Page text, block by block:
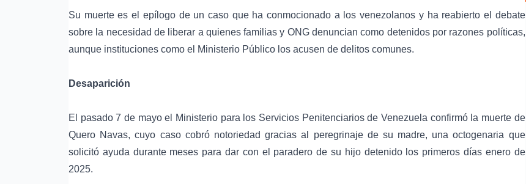
Su muerte es el epílogo de un caso que ha conmocionado a los venezolanos y ha reabierto el debate
sobre la necesidad de liberar a quienes familias y ONG denuncian como detenidos por razones políticas,
aunque instituciones como el Ministerio Público los acusen de delitos comunes.
Desaparición
El pasado 7 de mayo el Ministerio para los Servicios Penitenciarios de Venezuela confirmó la muerte de
Quero Navas, cuyo caso cobró notoriedad gracias al peregrinaje de su madre, una octogenaria que
solicitó ayuda durante meses para dar con el paradero de su hijo detenido los primeros días enero de
2025.